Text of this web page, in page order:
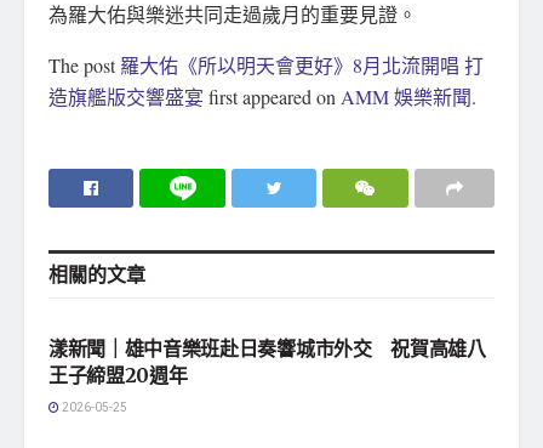
為羅大佑與樂迷共同走過歲月的重要見證。
The post羅大佑《所以明天會更好》8月北流開唱 打
造旗艦版交響盛宴 first appeared onAMM 娛樂新聞.
相關的文章
漾新聞｜雄中音樂班赴日奏響城市外交 祝賀高雄八
王子締盟20週年
2026-05-25